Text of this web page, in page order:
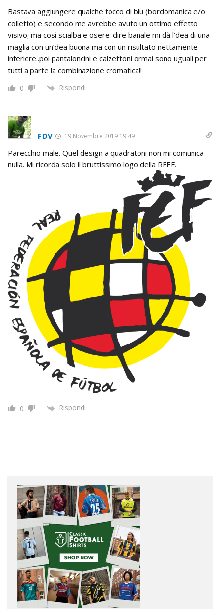
Bastava aggiungere qualche tocco di blu (bordomanica e/o
colletto) e secondo me avrebbe avuto un ottimo effetto
visivo, ma così scialba e oserei dire banale mi dà l’dea di una
maglia con un’dea buona ma con un risultato nettamente
inferiore..poi pantaloncini e calzettoni ormai sono uguali per
tutti a parte la combinazione cromatica!!
0 Rispondi
FDV 19 Novembre 2019 19:49
Parecchio male. Quel design a quadratoni non mi comunica
nulla. Mi ricorda solo il bruttissimo logo della RFEF.
0 Rispondi